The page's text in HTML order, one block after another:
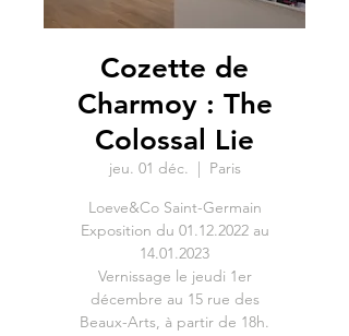
Cozette de
Charmoy : The
Colossal Lie
jeu. 01 déc.
  |
Paris
Loeve&Co Saint-Germain
Exposition du 01.12.2022 au
14.01.2023
Vernissage le jeudi 1er
décembre au 15 rue des
Beaux-Arts, à partir de 18h.